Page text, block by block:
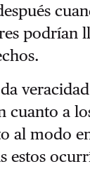
podrían
cuanto a
al modo
estos